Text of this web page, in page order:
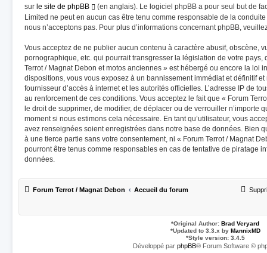
sur le site de phpBB
(en anglais). Le logiciel phpBB a pour seul but de
Limited ne peut en aucun cas être tenu comme responsable de la
nous n’acceptons pas. Pour plus d’informations concernant phpBB,
Vous acceptez de ne publier aucun contenu à caractère abusif, obscène,
pornographique, etc. qui pourrait transgresser la législation de votre
Terrot / Magnat Debon et motos anciennes » est hébergé ou encore la loi
dispositions, vous vous exposez à un bannissement immédiat et définitif
fournisseur d’accès à internet et les autorités officielles. L’adresse IP de
au renforcement de ces conditions. Vous acceptez le fait que « Forum
le droit de supprimer, de modifier, de déplacer ou de verrouiller n’importe
moment si nous estimons cela nécessaire. En tant qu’utilisateur, vous
avez renseignées soient enregistrées dans notre base de données. Bien
à une tierce partie sans votre consentement, ni « Forum Terrot / Magnat
pourront être tenus comme responsables en cas de tentative de piratage
données.
Forum Terrot / Magnat Debon Accueil du forum
*Original Author: Brad Veryard
*Updated to 3.3.x by MannixMD
*Style version: 3.4.5
Développé par phpBB® Forum Software ©